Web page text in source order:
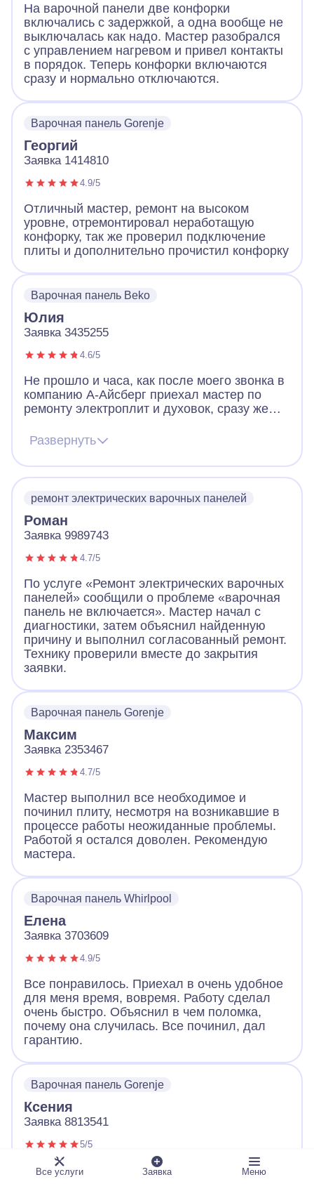
На варочной панели две конфорки
включались с задержкой, а одна вообще не
выключалась как надо. Мастер разобрался
с управлением нагревом и привел контакты
в порядок. Теперь конфорки включаются
сразу и нормально отключаются.
Варочная панель Gorenje
Георгий
Заявка 1414810
4.9/5
Отличный мастер, ремонт на высоком
уровне, отремонтировал неработащую
конфорку, так же проверил подключение
плиты и дополнительно прочистил конфорку
Варочная панель Beko
Юлия
Заявка 3435255
4.6/5
Не прошло и часа, как после моего звонка в
компанию А-Айсберг приехал мастер по
ремонту электроплит и духовок, сразу же
панели и на месте устранил ее. В дни
карантина, когда почти никто вокруг не
работает - это просто чудо! Будем
самоизолироваться с вкусной выпечкой.
Большое спасибо!
Развернуть
ремонт электрических варочных панелей
Роман
Заявка 9989743
4.7/5
По услуге «Ремонт электрических варочных
панелей» сообщили о проблеме «варочная
панель не включается». Мастер начал с
диагностики, затем объяснил найденную
причину и выполнил согласованный ремонт.
Технику проверили вместе до закрытия
заявки.
Варочная панель Gorenje
Максим
Заявка 2353467
4.7/5
Мастер выполнил все необходимое и
починил плиту, несмотря на возникавшие в
процессе работы неожиданные проблемы.
Работой я остался доволен. Рекомендую
мастера.
Варочная панель Whirlpool
Елена
Заявка 3703609
4.9/5
Все понравилось. Приехал в очень удобное
для меня время, вовремя. Работу сделал
очень быстро. Объяснил в чем поломка,
почему она случилась. Все починил, дал
гарантию.
Варочная панель Gorenje
Ксения
Заявка 8813541
5/5
У нашей старой варочной панели перестали
Все услуги Заявка Меню